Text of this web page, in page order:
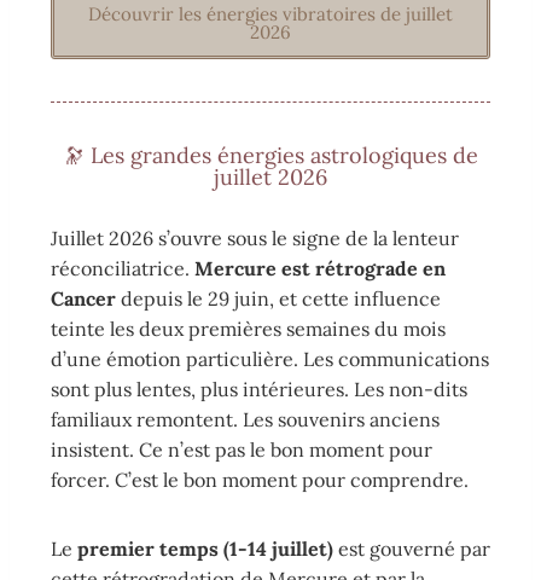
Découvrir les énergies vibratoires de juillet
2026
🔭 Les grandes énergies astrologiques de
juillet 2026
Juillet 2026 s’ouvre sous le signe de la lenteur
réconciliatrice. Mercure est rétrograde en
Cancer depuis le 29 juin, et cette influence
teinte les deux premières semaines du mois
d’une émotion particulière. Les communications
sont plus lentes, plus intérieures. Les non-dits
familiaux remontent. Les souvenirs anciens
insistent. Ce n’est pas le bon moment pour
forcer. C’est le bon moment pour comprendre.
Le premier temps (1-14 juillet) est gouverné par